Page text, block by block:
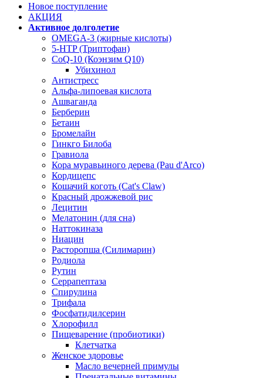
Новое поступление
АКЦИЯ
Активное долголетие
OMEGA-3 (жирные кислоты)
5-HTP (Триптофан)
CoQ-10 (Коэнзим Q10)
Убихинол
Антистресс
Альфа-липоевая кислота
Ашваганда
Берберин
Бетаин
Бромелайн
Гинкго Билоба
Гравиола
Кора муравьиного дерева (Pau d'Arco)
Кордицепс
Кошачий коготь (Cat's Claw)
Красный дрожжевой рис
Лецитин
Мелатонин (для сна)
Наттокиназа
Ниацин
Расторопша (Силимарин)
Родиола
Рутин
Серрапептаза
Спирулина
Трифала
Фосфатидилсерин
Хлорофилл
Пищеварение (пробиотики)
Клетчатка
Женское здоровье
Масло вечерней примулы